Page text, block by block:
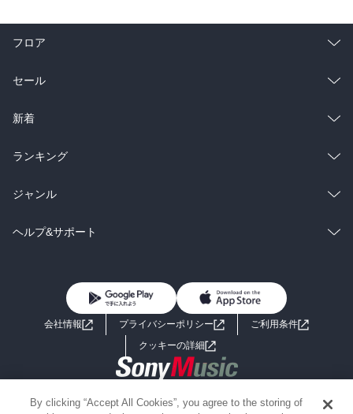
フロア
総合
ラノベ
雑誌・グラビア
BL・TL
セール
総合
ラノベ
雑誌・グラビア
BL・TL
新着
総合
ラノベ
雑誌・グラビア
ランキング
総合
ラノベ
ジャンル
コミック
ライトノベル 男子向けラノベ
小説
海外小説
ヘルプ&サポート
よくあるご質問 お問い合わせ
会社情報 プライバシーポリシー
ご利用条件
クッキーの詳細
Copyright 2017 - 2026 Sony Music Entertainment(Japan) Inc.
By clicking “Accept All Cookies”, you agree to the storing of